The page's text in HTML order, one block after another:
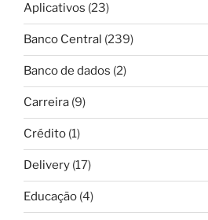
Aplicativos (23)
Banco Central (239)
Banco de dados (2)
Carreira (9)
Crédito (1)
Delivery (17)
Educação (4)